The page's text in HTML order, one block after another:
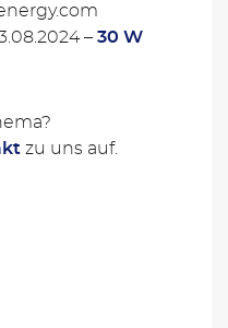
– 30 W
zu uns auf.